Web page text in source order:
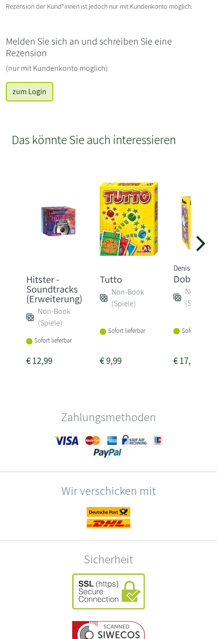
Rezension der Kund*innen ist jedoch nur mit Kundenkonto möglich.
Melden Sie sich an und schreiben Sie eine
Rezension
(nur mit Kundenkonto möglich)
zum Login
Das könnte Sie auch interessieren
Hitster -
Soundtracks
(Erweiterung)
Non-Book
(Spiele)
Sofort lieferbar
€12,99
Tutto
Non-Book
(Spiele)
Sofort lieferbar
€9,99
Denis
Dobble
Non-
(Spiele)
Sofort
€17,50
Zahlungsmethoden
Wir verschicken mit
Sicherheit